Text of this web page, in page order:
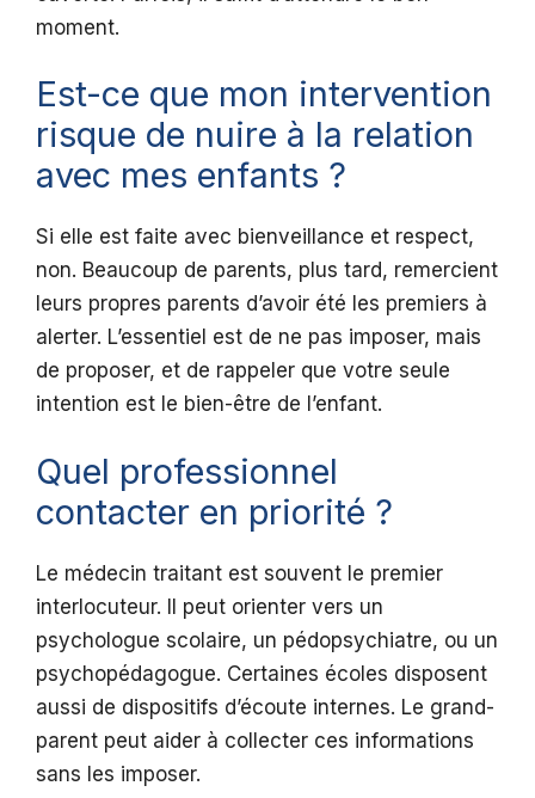
moment.
Est-ce que mon intervention
risque de nuire à la relation
avec mes enfants ?
Si elle est faite avec bienveillance et respect,
non. Beaucoup de parents, plus tard, remercient
leurs propres parents d’avoir été les premiers à
alerter. L’essentiel est de ne pas imposer, mais
de proposer, et de rappeler que votre seule
intention est le bien-être de l’enfant.
Quel professionnel
contacter en priorité ?
Le médecin traitant est souvent le premier
interlocuteur. Il peut orienter vers un
psychologue scolaire, un pédopsychiatre, ou un
psychopédagogue. Certaines écoles disposent
aussi de dispositifs d’écoute internes. Le grand-
parent peut aider à collecter ces informations
sans les imposer.